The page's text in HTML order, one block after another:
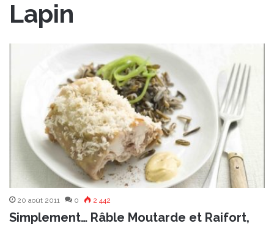
Lapin
20 août 2011 0 2 442
Simplement… Râble Moutarde et Raifort,